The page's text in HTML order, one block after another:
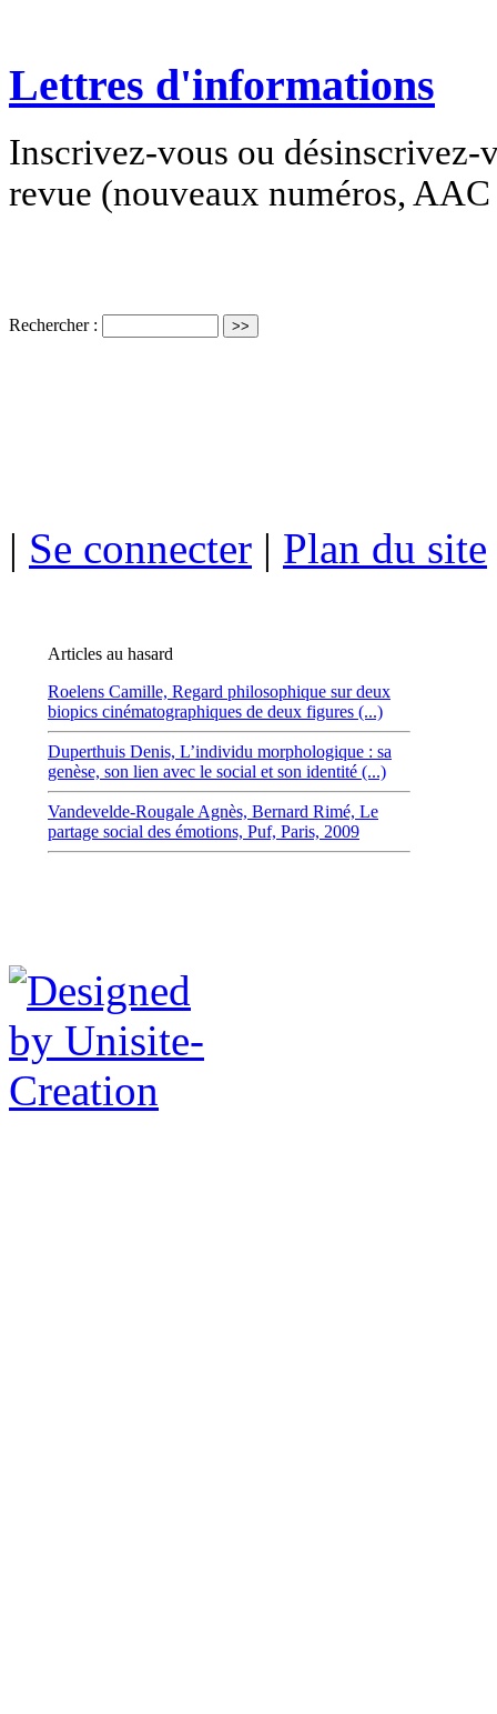
Lettres d'informations
Inscrivez-vous ou
revue (nouveaux numéros,
Rechercher :
| Se connecter | Plan du site
Articles au hasard
Roelens Camille, Regard philosophique sur deux
biopics cinématographiques de deux figures (...)
Duperthuis Denis, L’individu morphologique : sa
genèse, son lien avec le social et son identité (...)
Vandevelde-Rougale Agnès, Bernard Rimé, Le
partage social des émotions, Puf, Paris, 2009